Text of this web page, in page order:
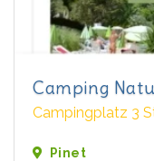
Camping
Campingplatz 3
Pinet